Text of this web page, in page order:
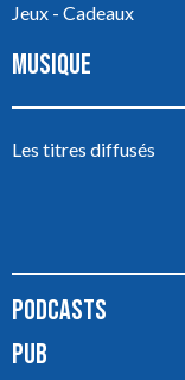
Jeux - Cadeaux
MUSIQUE
Les titres diffusés
PODCASTS
PUB